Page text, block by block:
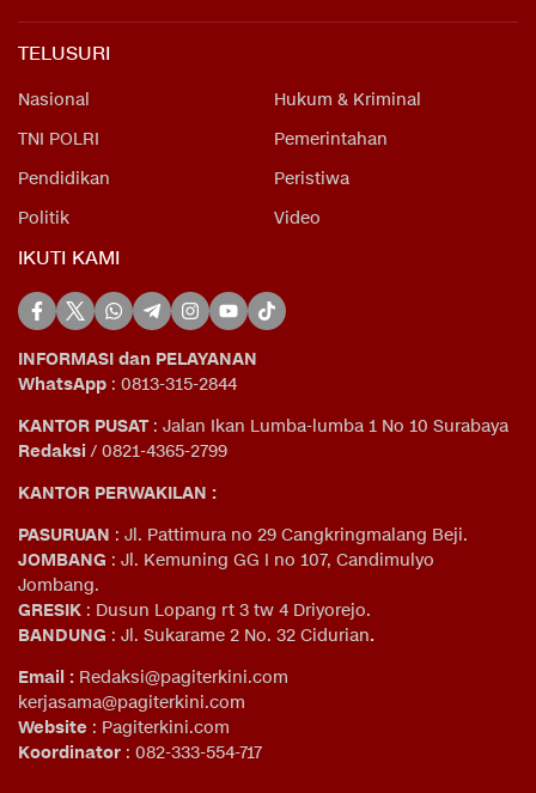
TELUSURI
Nasional
Hukum & Kriminal
TNI POLRI
Pemerintahan
Pendidikan
Peristiwa
Politik
Video
IKUTI KAMI
INFORMASI dan PELAYANAN
WhatsApp : 0813-315-2844
KANTOR PUSAT: Jalan Ikan Lumba-lumba 1 No 10 Surabaya
Redaksi / 0821-4365-2799
KANTOR PERWAKILAN :
PASURUAN : Jl. Pattimura no 29 Cangkringmalang Beji.
JOMBANG : Jl. Kemuning GG I no 107, Candimulyo
Jombang.
GRESIK : Dusun Lopang rt 3 tw 4 Driyorejo.
BANDUNG : Jl. Sukarame 2 No. 32 Cidurian.
Email : Redaksi@pagiterkini.com
kerjasama@pagiterkini.com
Website : Pagiterkini.com
Koordinator : 082-333-554-717